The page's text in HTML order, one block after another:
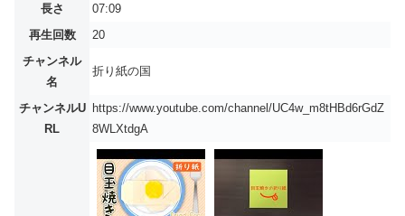
長さ
07:09
再生回数
20
チャンネル
名
折り紙の国
チャンネルU
RL
https://www.youtube.com/channel/UC4w_m8tHBd6rGdZ
8WLXtdgA